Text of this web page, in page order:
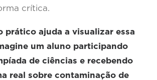
crítica.
prático ajuda a visualizar essa
um aluno participando
de ciências e recebendo
real sobre contaminação de